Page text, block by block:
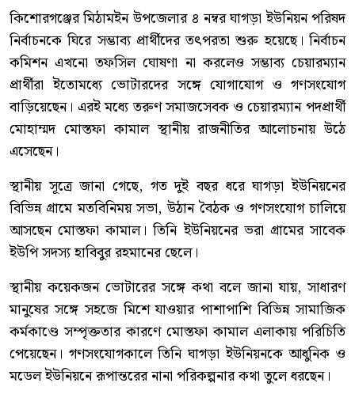
কিশোরগঞ্জের মিঠামইন উপজেলার ৪ নম্বর ঘাগড়া ইউনিয়ন পরিষদ
নির্বাচনকে ঘিরে সম্ভাব্য প্রার্থীদের তৎপরতা শুরু হয়েছে। নির্বাচন
কমিশন এখনো তফসিল ঘোষণা না করলেও সম্ভাব্য চেয়ারম্যান
প্রার্থীরা ইতোমধ্যে ভোটারদের সঙ্গে যোগাযোগ ও গণসংযোগ
বাড়িয়েছেন। এরই মধ্যে তরুণ সমাজসেবক ও চেয়ারম্যান পদপ্রার্থী
মোহাম্মদ মোস্তফা কামাল স্থানীয় রাজনীতির আলোচনায় উঠে
এসেছেন।
স্থানীয় সূত্রে জানা গেছে, গত দুই বছর ধরে ঘাগড়া ইউনিয়নের
বিভিন্ন গ্রামে মতবিনিময় সভা, উঠান বৈঠক ও গণসংযোগ চালিয়ে
আসছেন মোস্তফা কামাল। তিনি ইউনিয়নের ভরা গ্রামের সাবেক
ইউপি সদস্য হাবিবুর রহমানের ছেলে।
স্থানীয় কয়েকজন ভোটারের সঙ্গে কথা বলে জানা যায়, সাধারণ
মানুষের সঙ্গে সহজে মিশে যাওয়ার পাশাপাশি বিভিন্ন সামাজিক
কর্মকাণ্ডে সম্পৃক্ততার কারণে মোস্তফা কামাল এলাকায় পরিচিতি
পেয়েছেন। গণসংযোগকালে তিনি ঘাগড়া ইউনিয়নকে আধুনিক ও
মডেল ইউনিয়নে রূপান্তরের নানা পরিকল্পনার কথা তুলে ধরছেন।